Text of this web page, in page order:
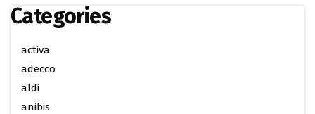
Categories
activa
adecco
aldi
anibis